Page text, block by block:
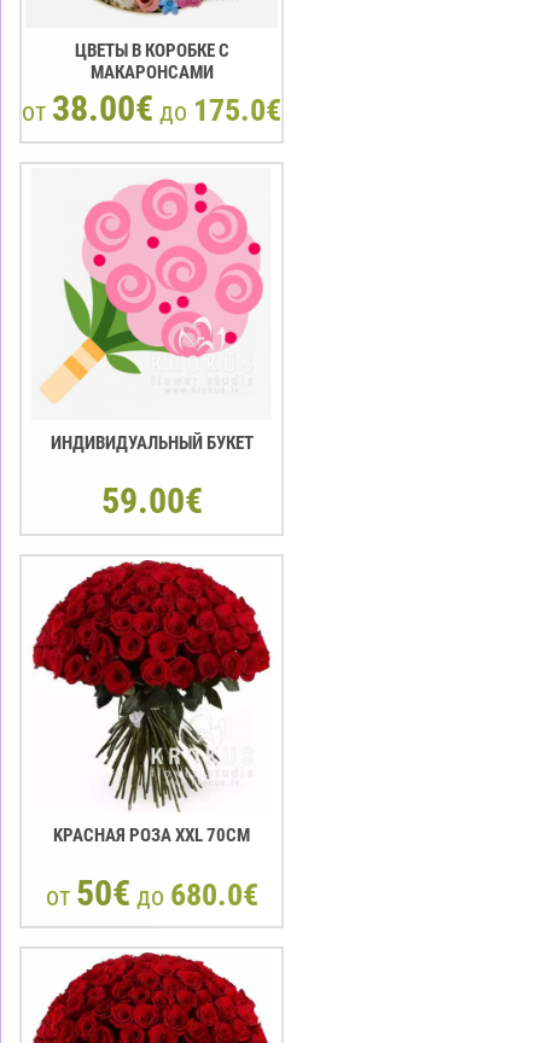
ЦВЕТЫ В КОРОБКЕ С
МАКАРOНCАМИ
от 38.00€ до 175.0€
ИНДИВИДУАЛЬНЫЙ БУКЕТ
59.00€
KРАСНАЯ РОЗА XXL 70СМ
от 50€ до 680.0€